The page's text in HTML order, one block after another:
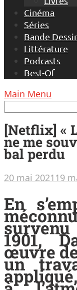
Cinéma
Séries
Bande
Littérature
Podcasts
Best-Of
Main Menu
[Netflix] «
ne me
bal perdu
20 mai 2021 19
En
1901,
œuvre
un